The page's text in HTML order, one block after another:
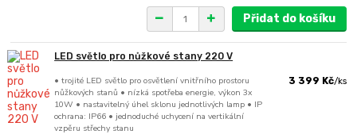
Přidat do košíku
LED světlo pro nůžkové stany 220 V
• trojité LED světlo pro osvětlení vnitřního prostoru
nůžkových stanů • nízká spotřeba energie, výkon 3x
10W • nastavitelný úhel sklonu jednotlivých lamp • IP
ochrana: IP66 • jednoduché uchycení na vertikální
vzpěru střechy stanu
3 399 Kč/ks